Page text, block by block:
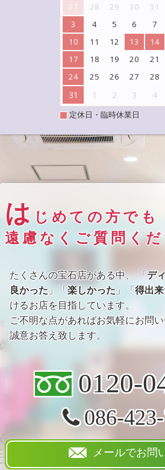
27 28 29 30 31
3
4 5 6 7
10
11 12 13 14
17
18 19 20 21
24
25 26 27 28
31 1 2 3 4
定休日・臨時休業日
はじめての方でも
遠慮なくご質問くだ
たくさんの宝石店がある中、 「デ
良かった」「楽しかった 」「得出
けるお店を目指しています。
ご不明な点があればお気軽にお問
誠意お答え致します。
0120-
086-
メールでお問